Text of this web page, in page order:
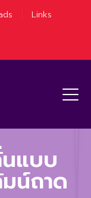
Links
แบบ
น์ถาด